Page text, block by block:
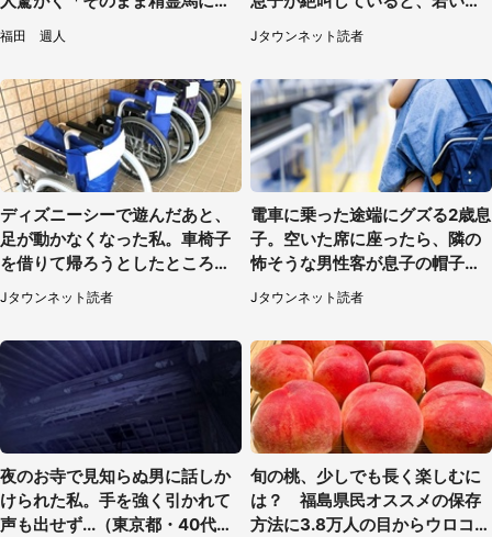
えそう」
福田 週人
ップルの乗客が...（東京都・60
代女性）
Jタウンネット読者
ディズニーシーで遊んだあと、
足が動かなくなった私。車椅子
を借りて帰ろうとしたところで
キャストが（60代女性）
Jタウンネット読者
電車に乗った途端にグズる2歳息
子。空いた席に座ったら、隣の
怖そうな男性客が息子の帽子に
手を伸ばし（千葉県・40代女
性）
Jタウンネット読者
夜のお寺で見知らぬ男に話しか
けられた私。手を強く引かれて
声も出せず...（東京都・40代女
旬の桃、少しでも長く楽しむに
は？ 福島県民オススメの保存
方法に3.8万人の目からウロコ